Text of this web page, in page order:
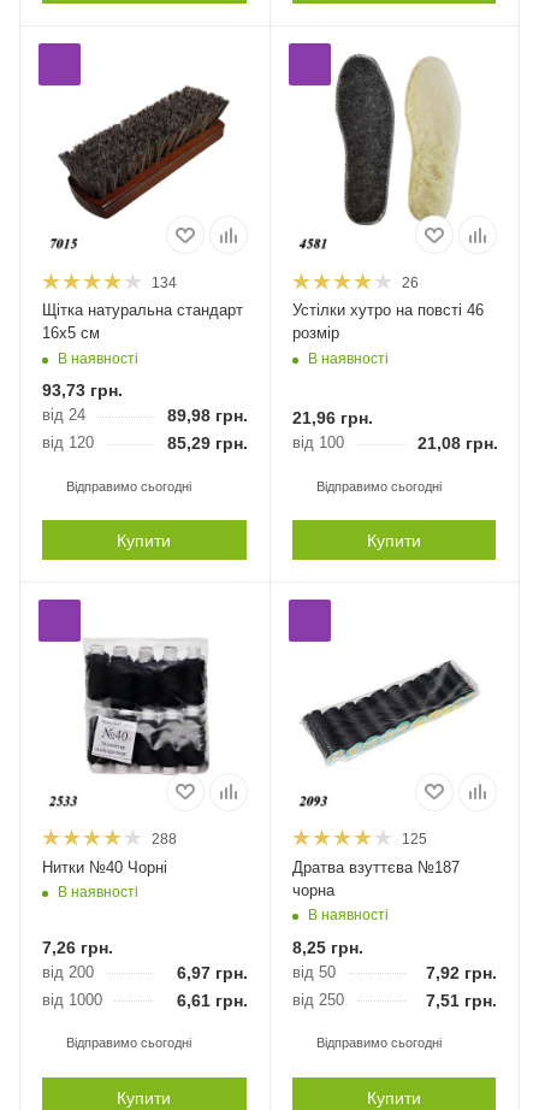
134
Щітка натуральна стандарт
16х5 см
В наявності
93,73 грн.
від 24 89,98 грн.
від 120 85,29 грн.
Відправимо сьогодні
Купити
26
Устілки хутро на повсті 46
розмір
В наявності
21,96грн.
від 100 21,08грн.
Відправимо сьогодні
Купити
288
Нитки №40 Чорні
В наявності
7,26 грн.
від 200 6,97грн.
від 1000 6,61грн.
Відправимо сьогодні
Купити
125
Дратва взуттєва №187
чорна
В наявності
8,25грн.
від 50 7,92 грн.
від 250 7,51 грн.
Відправимо сьогодні
Купити